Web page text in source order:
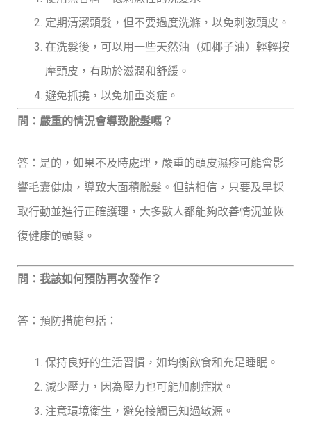
定期清潔頭髮，但不要過度洗滌，以免刺激頭皮。
在洗髮後，可以用一些天然油（如椰子油）輕輕按
摩頭皮，有助於滋潤和舒緩。
避免抓撓，以免加重炎症。
問：嚴重的情況會導致脫髮嗎？
答：是的，如果不及時處理，嚴重的頭皮濕疹可能會影
響毛囊健康，導致大面積脫髮。但請相信，只要及早採
取行動並進行正確護理，大多數人都能夠改善情況並恢
復健康的頭髮。
問：我該如何預防再次發作？
答：預防措施包括：
保持良好的生活習慣，如均衡飲食和充足睡眠。
減少壓力，因為壓力也可能加劇症狀。
注意環境衛生，避免接觸已知過敏源。